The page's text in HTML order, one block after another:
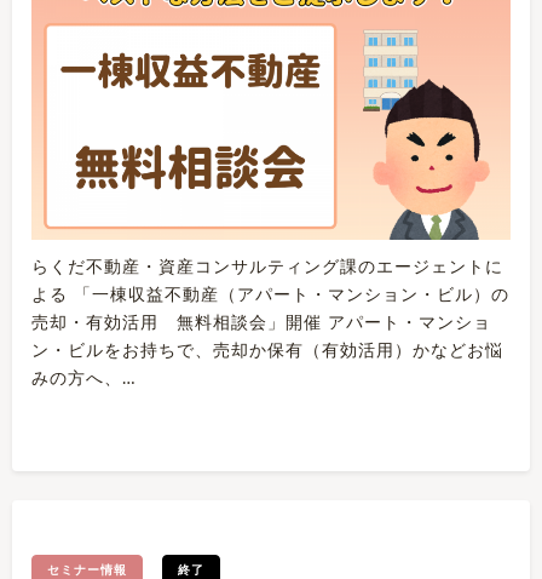
らくだ不動産・資産コンサルティング課のエージェントに
よる 「一棟収益不動産（アパート・マンション・ビル）の
売却・有効活用 無料相談会」開催 アパート・マンショ
ン・ビルをお持ちで、売却か保有（有効活用）かなどお悩
みの方へ、…
セミナー情報 終了